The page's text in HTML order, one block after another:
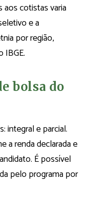
aos cotistas varia
e a
por região,
IBGE.
bolsa do
integral e parcial.
a renda declarada e
É possível
pelo programa por